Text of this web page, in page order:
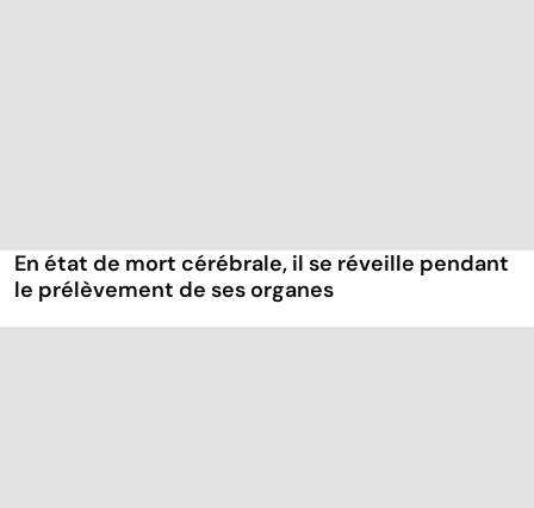
En état de mort cérébrale, il se réveille pendant
le prélèvement de ses organes